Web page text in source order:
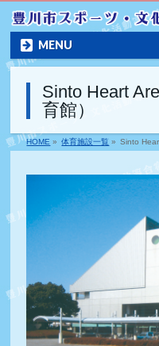
MENU
Sinto Heart
育館）
HOME » 体育施設一覧 » Sinto